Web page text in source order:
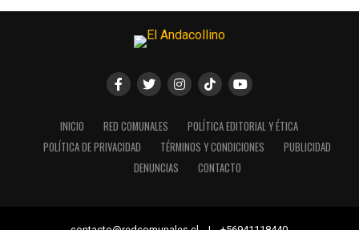
INICIO RED COMUNALES
POLÍTICA EDITORIAL Y ÉTICA
POLÍTICA DE PRIVACIDAD
TÉRMINOS Y CONDICIONES
PUBLICIDAD
DENUNCIAS
CONTACTO